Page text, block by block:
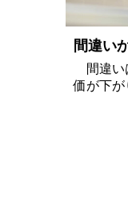
間違い
間違い
価が下